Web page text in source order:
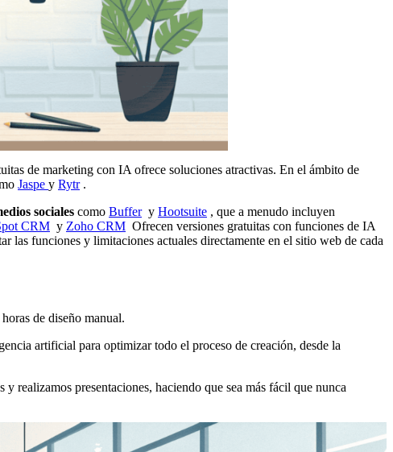
de marketing con IA ofrece soluciones atractivas. En el ámbito de
Jaspe y Rytr.
sociales como Buffery Hootsuite , que a menudo incluyen
CRM y Zoho CRM Ofrecen versiones gratuitas con funciones de IA
las funciones y limitaciones actuales directamente en el sitio web de cada
de diseño manual.
artificial para optimizar todo el proceso de creación, desde la
realizamos presentaciones, haciendo que sea más fácil que nunca